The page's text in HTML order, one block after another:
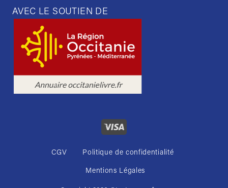
AVEC LE SOUTIEN DE
CGV Politique de confidentialité
Mentions Légales